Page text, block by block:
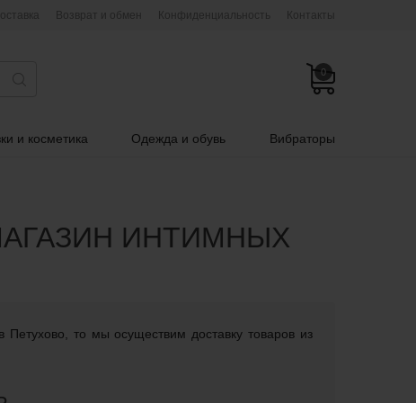
Возврат и обмен Конфиденциальность Контакты
0
и косметика Одежда и обувь Вибраторы
ИНТИМНЫХ
то мы осуществим доставку товаров из